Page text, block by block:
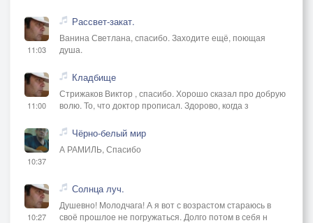
11:03
Рассвет-закат.
Ванина Светлана, спасибо. Заходите ещё, поющая
душа.
11:00
Кладбище
Стрижаков Виктор , спасибо. Хорошо сказал про добрую
волю. То, что доктор прописал. Здорово, когда з
10:37
Чёрно-белый мир
А РАМИЛЬ, Спасибо
10:27
Солнца луч.
Душевно! Молодчага! А я вот с возрастом стараюсь в
своё прошлое не погружаться. Долго потом в себя н